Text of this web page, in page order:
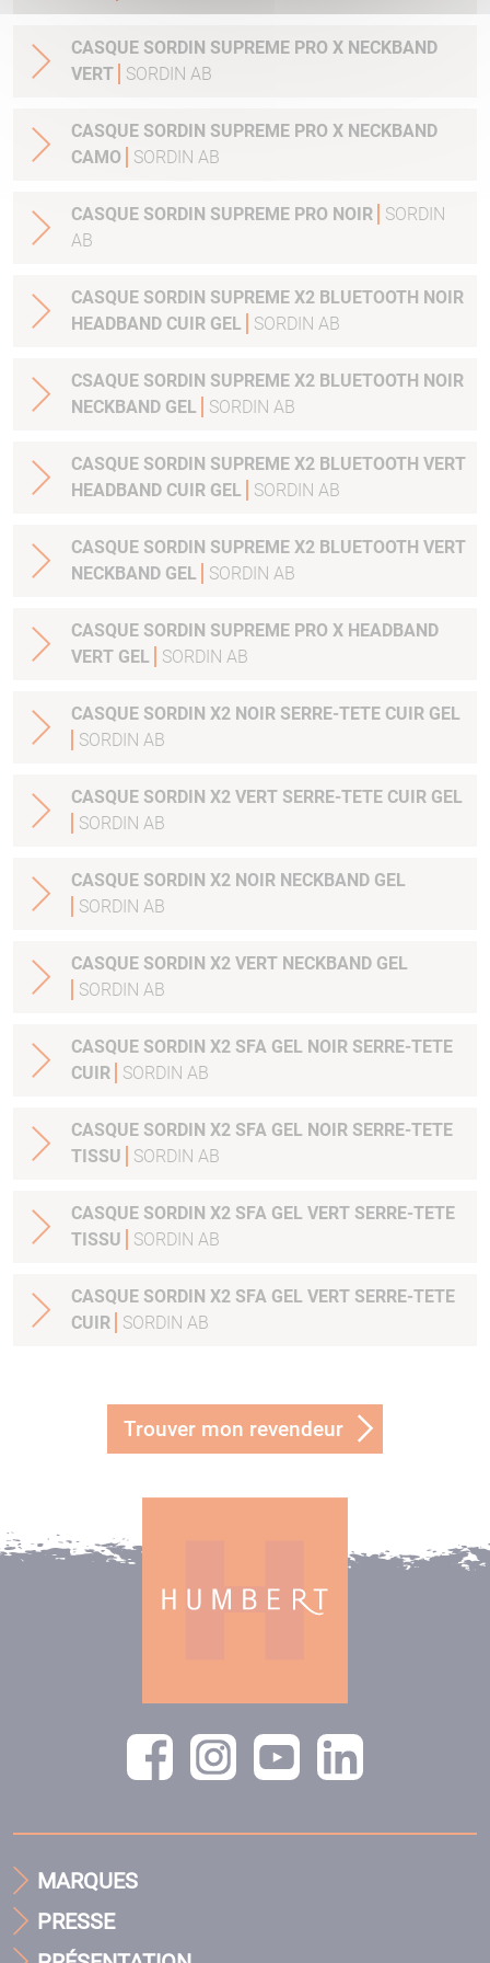
CASQUE SORDIN SUPREME PRO X NECKBAND
VERT
SORDIN AB
CASQUE SORDIN SUPREME PRO X NECKBAND
CAMO
SORDIN AB
CASQUE SORDIN SUPREME PRO NOIR
SORDIN
AB
CASQUE SORDIN SUPREME X2 BLUETOOTH NOIR
HEADBAND CUIR GEL
SORDIN AB
CSAQUE SORDIN SUPREME X2 BLUETOOTH NOIR
NECKBAND GEL
SORDIN AB
CASQUE SORDIN SUPREME X2 BLUETOOTH VERT
HEADBAND CUIR GEL
SORDIN AB
CASQUE SORDIN SUPREME X2 BLUETOOTH VERT
NECKBAND GEL
SORDIN AB
CASQUE SORDIN SUPREME PRO X HEADBAND
VERT GEL
SORDIN AB
CASQUE SORDIN X2 NOIR SERRE-TETE CUIR GEL
SORDIN AB
CASQUE SORDIN X2 VERT SERRE-TETE CUIR GEL
SORDIN AB
CASQUE SORDIN X2 NOIR NECKBAND GEL
SORDIN AB
CASQUE SORDIN X2 VERT NECKBAND GEL
SORDIN AB
CASQUE SORDIN X2 SFA GEL NOIR SERRE-TETE
CUIR
SORDIN AB
CASQUE SORDIN X2 SFA GEL NOIR SERRE-TETE
TISSU
SORDIN AB
CASQUE SORDIN X2 SFA GEL VERT SERRE-TETE
TISSU
SORDIN AB
CASQUE SORDIN X2 SFA GEL VERT SERRE-TETE
CUIR
SORDIN AB
Trouver mon revendeur
MARQUES
PRESSE